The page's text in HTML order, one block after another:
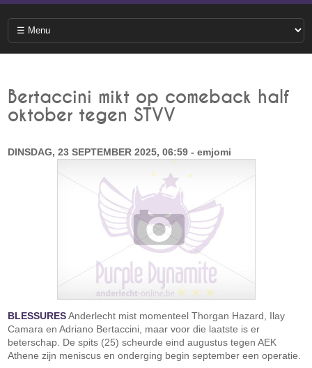
Bertaccini mikt op comeback half
oktober tegen STVV
DINSDAG, 23 SEPTEMBER 2025, 06:59 - emjomi
BLESSURESAnderlecht mist momenteel Thorgan Hazard, Ilay
Camara en Adriano Bertaccini, maar voor die laatste is er
beterschap. De spits (25) scheurde eind augustus tegen AEK
Athene zijn meniscus en onderging begin september een operatie.